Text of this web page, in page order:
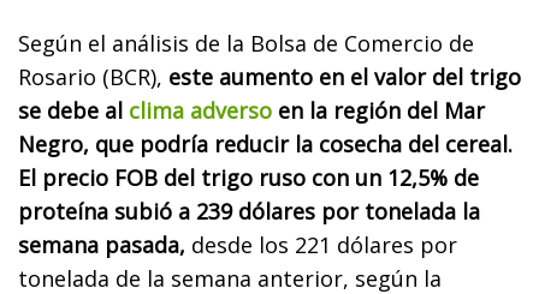
Según el análisis de la Bolsa de Comercio de
Rosario (BCR), este aumento en el valor del trigo
se debe al clima adverso en la región del Mar
Negro, que podría reducir la cosecha del cereal.
El precio FOB del trigo ruso con un 12,5% de
proteína subió a 239 dólares por tonelada la
semana pasada, desde los 221 dólares por
tonelada de la semana anterior, según la